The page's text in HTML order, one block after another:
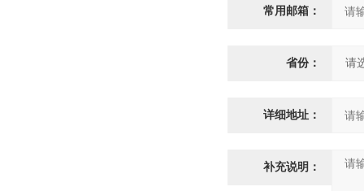
常用邮箱：
省份：
详细地址：
补充说明：